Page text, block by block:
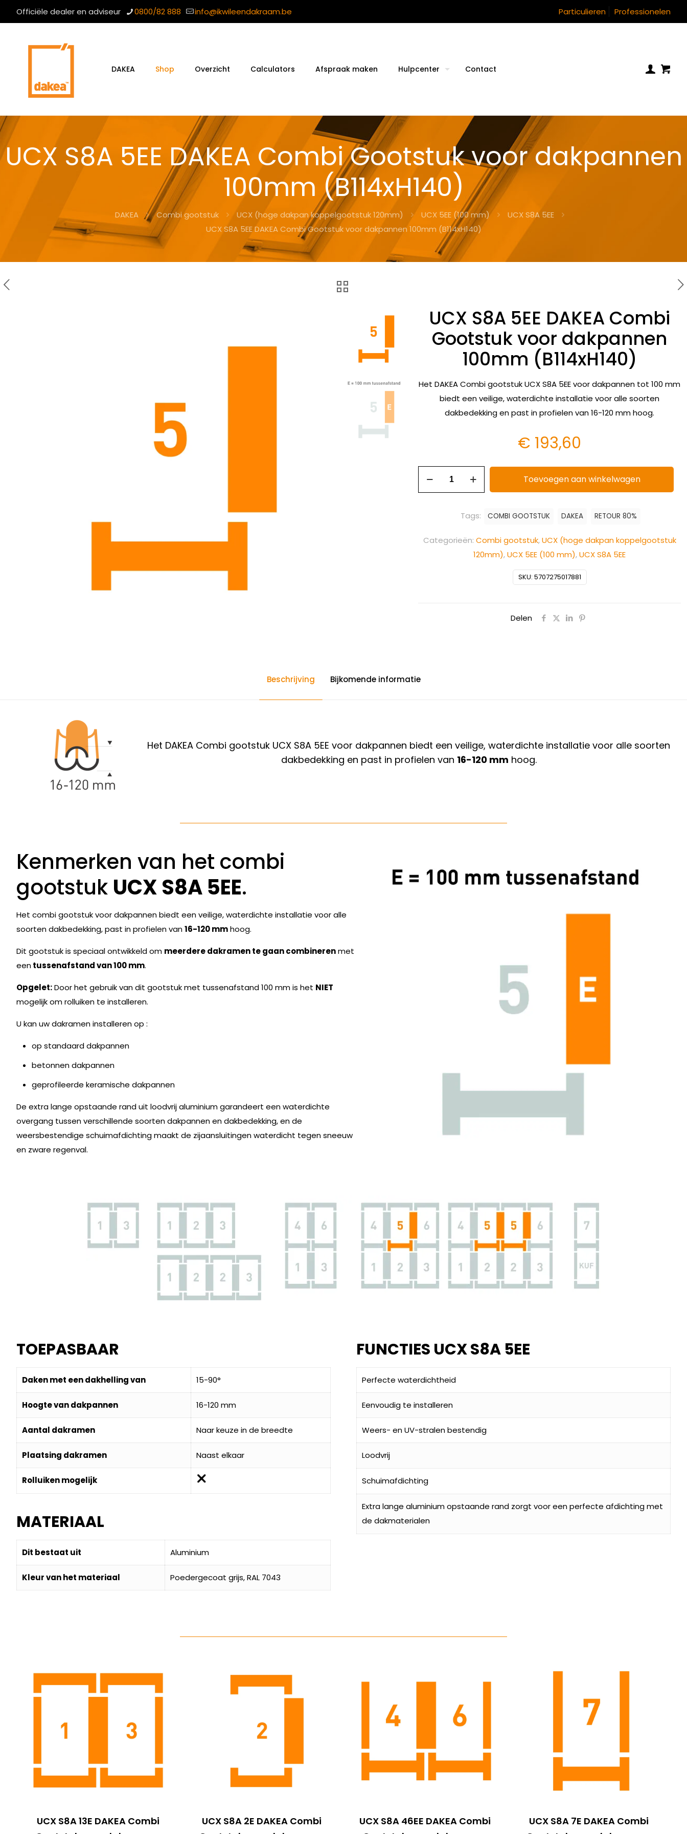
Officiële dealer en adviseur 0800/82 888 info@ikwileendakraam.be Particulieren Professionelen
DAKEA Shop Overzicht Calculators Afspraak maken Hulpcenter Contact
UCX S8A 5EE DAKEA Combi Gootstuk voor dakpannen
100mm (B114xH140)
DAKEA Combi gootstuk UCX (hoge dakpan koppelgootstuk 120mm) UCX 5EE (100 mm)
UCX S8A 5EE
UCX S8A 5EE DAKEA Combi Gootstuk voor dakpannen 100mm (B114xH140)
UCX S8A 5EE DAKEA Combi
Gootstuk voor dakpannen
100mm (B114xH140)
Het DAKEA Combi gootstuk UCX S8A 5EE voor dakpannen tot 100 mm
biedt een veilige, waterdichte installatie voor alle soorten
dakbedekking en past in profielen van 16-120 mm hoog.
€ 193,60
Toevoegen aan winkelwagen
SKU: 5707275017881
Categorieën: Combi gootstuk,UCX (hoge dakpan koppelgootstuk
120mm),UCX 5EE (100 mm),UCX S8A 5EE
Tags: COMBI GOOTSTUK DAKEA RETOUR 80%
Delen
Beschrijving Bijkomende informatie
Het DAKEA Combi gootstuk UCX S8A 5EE voor dakpannen biedt een veilige, waterdichte installatie voor alle soorten
dakbedekking en past in profielen van 16-120 mm hoog.
Kenmerken van het combi
gootstuk UCX S8A 5EE.
Het combi gootstuk voor dakpannen biedt een veilige, waterdichte installatie voor alle
soorten dakbedekking, past in profielen van16-120 mmhoog.
Dit gootstuk is speciaal ontwikkeld om meerdere dakramen te gaan combinerenmet
eentussenafstand van 100 mm.
Opgelet:Door het gebruik van dit gootstuk met tussenafstand 100 mm is het NIET
mogelijk om rolluiken te installeren.
U kan uw dakramen installeren op :
op standaard dakpannen
betonnen dakpannen
geprofileerde keramische dakpannen
De extra lange opstaande rand uit loodvrij aluminium garandeert een waterdichte
overgang tussen verschillende soorten dakpannen en dakbedekking, en de
weersbestendige schuimafdichting maakt de zijaansluitingen waterdicht tegen sneeuw
en zware regenval.
TOEPASBAAR
Daken met een dakhelling van 15-90°
Hoogte van dakpannen 16-120 mm
Aantal dakramen Naar keuze in de breedte
Plaatsing dakramen Naast elkaar
Rolluiken mogelijk
MATERIAAL
Dit bestaat uit Aluminium
Kleur van het materiaal Poedergecoat grijs, RAL 7043
FUNCTIES UCX S8A 5EE
Perfecte waterdichtheid
Eenvoudig te installeren
Weers- en UV-stralen bestendig
Loodvrij
Schuimafdichting
Extra lange aluminium opstaande rand zorgt voor een perfecte afdichting met
de dakmaterialen
UCX S8A 13E DAKEA Combi
UCX S8A 2E DAKEA Combi
UCX S8A 46EE DAKEA Combi
UCX S8A 7E DAKEA Combi